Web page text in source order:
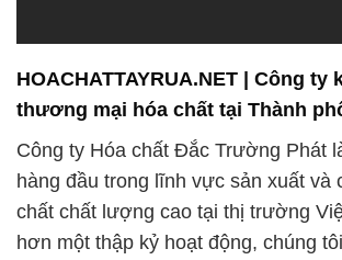
HOACHATTAYRUA.NET | Công ty
thương mại hóa chất tại Thành
Công ty Hóa chất Đắc Trường Phát
hàng đầu trong lĩnh vực sản xuất và
chất chất lượng cao tại thị trường
hơn một thập kỷ hoạt động, chúng